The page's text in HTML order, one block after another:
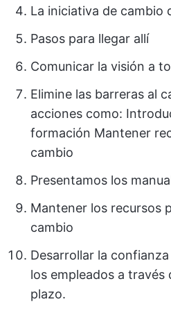
La iniciativa de cambio
Pasos para llegar allí
Comunicar la visión a
Elimine las barreras al
acciones como:
formación Mantener
cambio
Presentamos los
Mantener los recursos
cambio
Desarrollar la
los empleados a
plazo.